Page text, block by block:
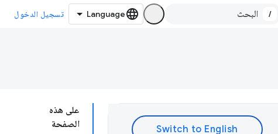
/ تسجيل الدخول
على هذه
الصفحة